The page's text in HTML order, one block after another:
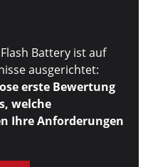
Battery ist auf
ausgerichtet:
erste Bewertung
welche
Ihre Anforderungen